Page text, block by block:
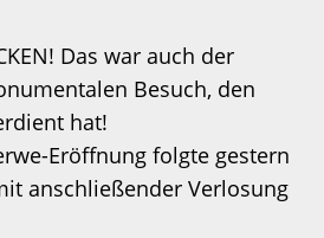
Das war auch der
Besuch, den
hat!
Eröffnung folgte gestern
anschließender Verlosung